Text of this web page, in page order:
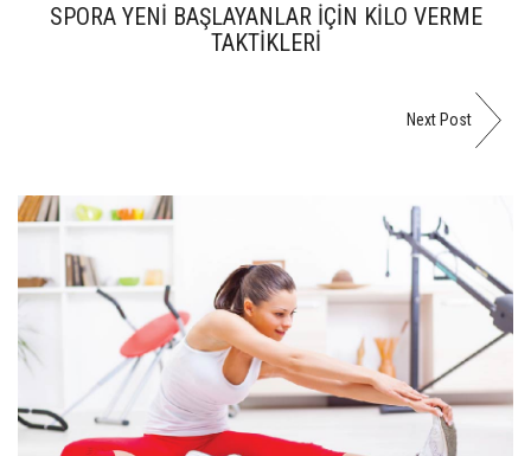
SPORA YENİ BAŞLAYANLAR İÇİN KİLO VERME
TAKTİKLERİ
Next Post